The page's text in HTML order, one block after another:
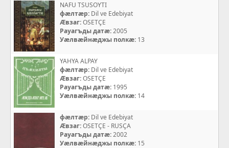
NAFU TSUSOYTI
фæлтæр: Dil ve Edebiyat
Æвзаг:OSETÇE
Рауагъды датæ:2005
Уæлвæйнæджы полкæ: 13
YAHYA ALPAY
фæлтæр: Dil ve Edebiyat
Æвзаг:OSETÇE
Рауагъды датæ: 1995
Уæлвæйнæджы полкæ: 14
фæлтæр: Dil ve Edebiyat
Æвзаг:OSETÇE - RUSÇA
Рауагъды датæ:2002
Уæлвæйнæджы полкæ: 15